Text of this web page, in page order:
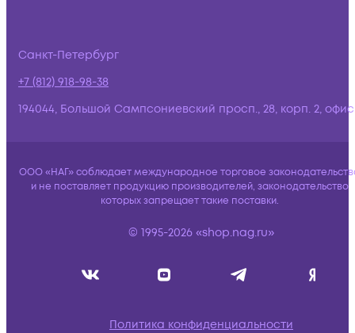
Санкт-Петербург
+7 (812) 918-98-38
194044, Большой Сампсониевский просп., 28, корп. 2,
ООО «НАГ» соблюдает международное торговое
и не поставляет продукцию производителей, законодательство
которых запрещает такие поставки.
© 1995-2026 «shop.nag.ru»
Политика конфиденциальности